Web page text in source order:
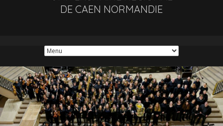
DE CAEN NORMANDIE